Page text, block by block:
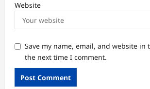
Website
Save my name, email, and website in
the next time I comment.